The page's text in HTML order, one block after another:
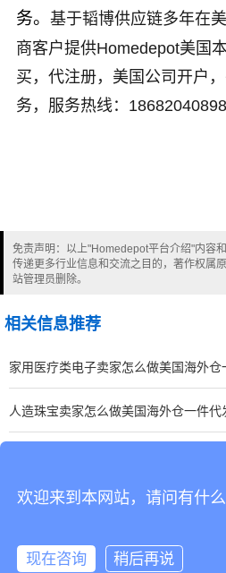
务。 基于韬博供应链多年在
商客户提供Homedepot美国
买，代注册，美国公司开户
务 ，服务热线：18682040898
免责声明：以上"Homedepot平台介绍"内容
传递更多行业信息和交流之目的，著作权属
站管理员删除。
相关信息推荐
家用医疗类电子卖家怎么做美国海外仓
人造珠宝卖家怎么做美国海外仓一件代
欢迎来到本网站，请问有什么
现在咨询 稍后再说